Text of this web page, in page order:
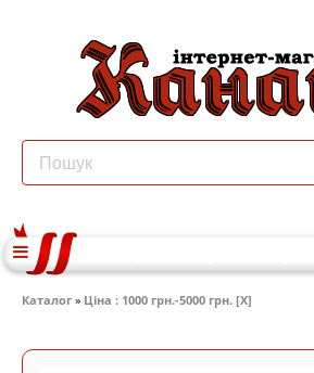
Каталог » Ціна : 1000 грн.-5000 грн. [X]